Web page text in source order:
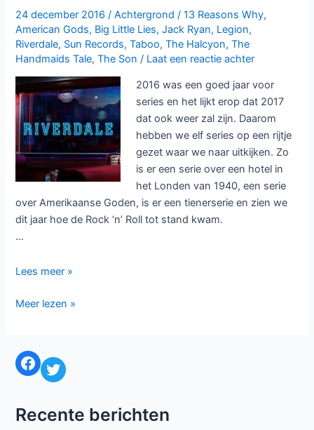
24 december 2016/Achtergrond /13 Reasons Why,
American Gods, Big Little Lies,Jack Ryan, Legion,
Riverdale, Sun Records,Taboo,The Halcyon,The
Handmaids Tale,The Son / Laat een reactie achter
2016 was een goed jaar voor
series en het lijkt erop dat 2017
dat ook weer zal zijn. Daarom
hebben we elf series op een rijtje
gezet waar we naar uitkijken. Zo
is er een serie over een hotel in
het Londen van 1940, een serie
over Amerikaanse Goden, is er een tienerserie en zien we
dit jaar hoe de Rock ‘n’ Roll tot stand kwam.
…
Elf
waar
uitkijken
in
Lees meer »
Elf
we
naar
2017
Meer lezen »
Facebook Twitter
Recente berichten